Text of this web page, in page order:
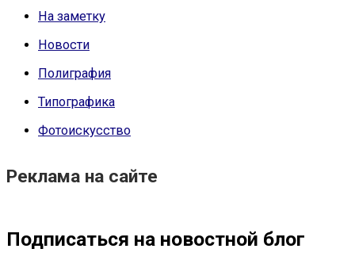
На заметку
Новости
Полиграфия
Типографика
Фотоискусство
Реклама на сайте
Подписаться на новостной блог